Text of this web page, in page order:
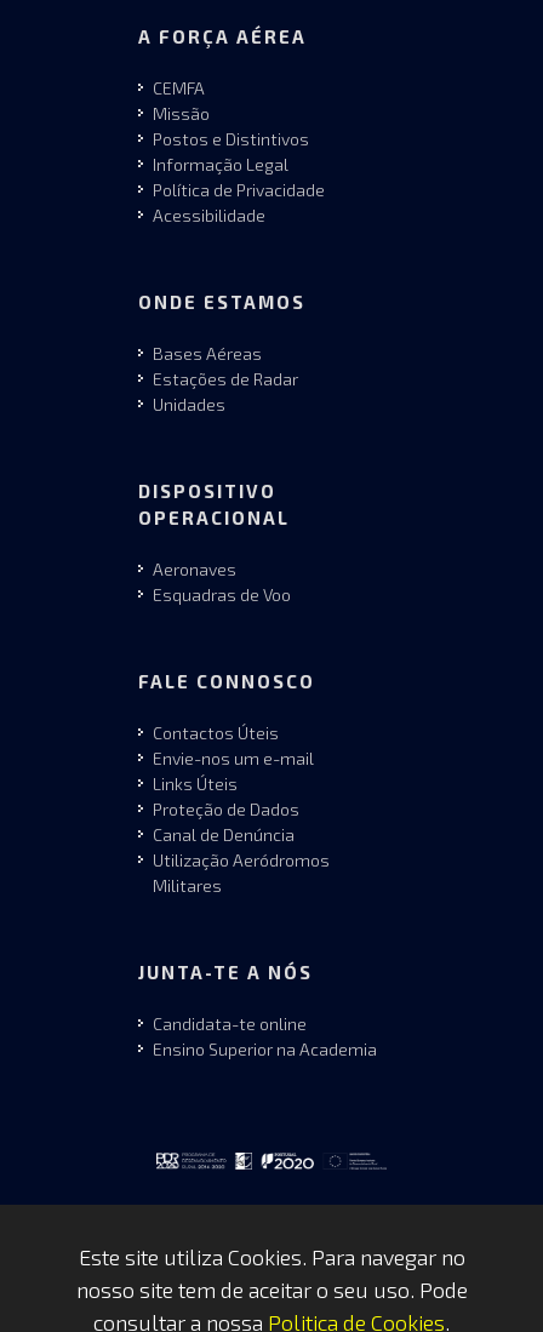
A FORÇA AÉREA
CEMFA
Missão
Postos e Distintivos
Informação Legal
Política de Privacidade
Acessibilidade
ONDE ESTAMOS
Bases Aéreas
Estações de Radar
Unidades
DISPOSITIVO
OPERACIONAL
Aeronaves
Esquadras de Voo
FALE CONNOSCO
Contactos Úteis
Envie-nos um e-mail
Links Úteis
Proteção de Dados
Canal de Denúncia
Utilização Aeródromos
Militares
JUNTA-TE A NÓS
Candidata-te online
Ensino Superior na Academia
Copyrights © 2026 by FAP - DCSI -
Este site utiliza Cookies. Para navegar no
nosso site tem de aceitar o seu uso. Pode
consultar a nossa Politica de Cookies.